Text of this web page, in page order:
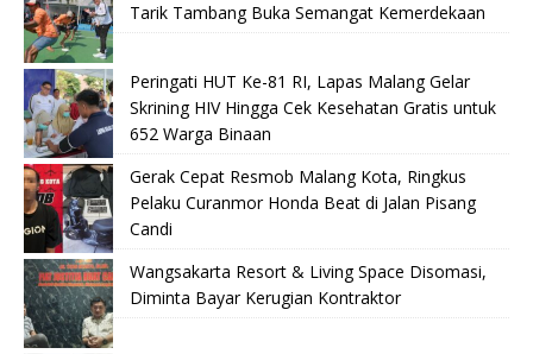
Tarik Tambang Buka Semangat Kemerdekaan
Peringati HUT Ke-81 RI, Lapas Malang Gelar
Skrining HIV Hingga Cek Kesehatan Gratis untuk
652 Warga Binaan
Gerak Cepat Resmob Malang Kota, Ringkus
Pelaku Curanmor Honda Beat di Jalan Pisang
Candi
Wangsakarta Resort & Living Space Disomasi,
Diminta Bayar Kerugian Kontraktor